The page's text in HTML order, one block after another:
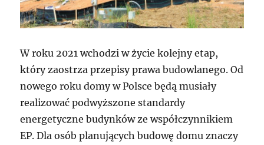
W roku 2021 wchodzi w życie kolejny etap,
który zaostrza przepisy prawa budowlanego. Od
nowego roku domy w Polsce będą musiały
realizować podwyższone standardy
energetyczne budynków ze współczynnikiem
EP. Dla osób planujących budowę domu znaczy